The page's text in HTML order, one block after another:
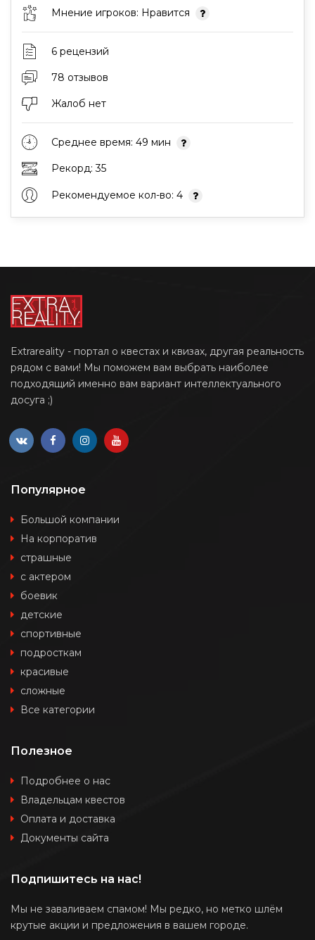
Мнение игроков: Нравится
6 рецензий
78 отзывов
Жалоб нет
Среднее время: 49 мин
Рекорд: 35
Рекомендуемое кол-во: 4
Extrareality - портал о квестах и квизах, другая реальность
рядом с вами! Мы поможем вам выбрать наиболее
подходящий именно вам вариант интеллектуального
досуга ;)
Популярное
Большой компании
На корпоратив
страшные
с актером
боевик
детские
спортивные
подросткам
красивые
сложные
Все категории
Полезное
Подробнее о нас
Владельцам квестов
Оплата и доставка
Документы сайта
Подпишитесь на нас!
Мы не заваливаем спамом! Мы редко, но метко шлём
крутые акции и предложения в вашем городе.